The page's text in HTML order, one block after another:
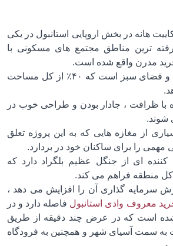
در بخش اروپایی استانبول در یکی
مناطق مجتمع های مسکونی با
واقع شده است.
مجتمع شامل دو بلوک و فضای سبز است که ۴۰٪ از کل مساحت
ظرافت ، جادار بودن و طراحی خوب در
از مغازه هایی که به این پروژه تعلق
را برای ساکنان خود در بردارد.
ای از جنگل عظیم بلگراد دارد که
فراهم می کند.
گذاری آن را افزایش می دهد ،
وادی استانبولفاصله دارد و در
است که در عرض چند دقیقه از طریق
آسیای شهر و همچنین به فرودگاه